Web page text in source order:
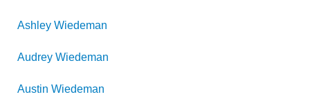
Ashley Wiedeman
Audrey Wiedeman
Austin Wiedeman